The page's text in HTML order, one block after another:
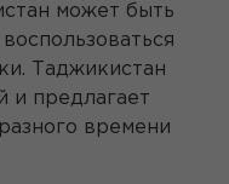
может быть
Таджикистан
и предлагает
времени